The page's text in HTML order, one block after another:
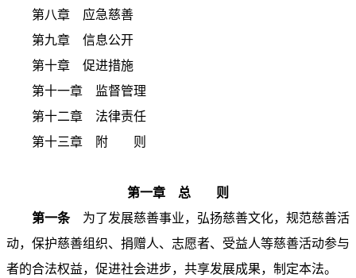
第八章 应急慈善
第九章 信息公开
第十章 促进措施
第十一章 监督管理
第十二章 法律责任
第十三章 附 则
第一章 总 则
第一条为了发展慈善事业，弘扬慈善文化，规范慈善活
动，保护慈善组织、捐赠人、志愿者、受益人等慈善活动参与
者的合法权益，促进社会进步，共享发展成果，制定本法。